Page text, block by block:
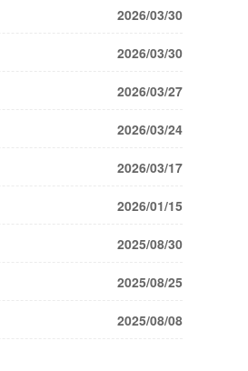
2026/03/30
2026/03/30
2026/03/27
2026/03/24
2026/03/17
2026/01/15
2025/08/30
2025/08/25
2025/08/08